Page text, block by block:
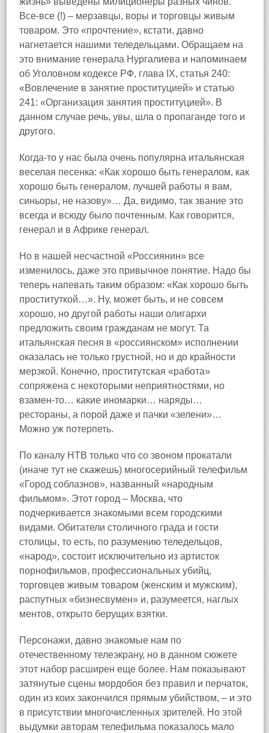
Все‑все (!) – мерзавцы, воры и торговцы живым
товаром. Это «прочтение», кстати, давно
нагнетается нашими теледельцами. Обращаем на
это внимание генерала Нургалиева и напоминаем
об Уголовном кодексе РФ, глава IX, статья 240:
«Вовлечение в занятие проституцией» и статью
241: «Организация занятия проституцией». В
данном случае речь, увы, шла о пропаганде того и
другого.
Когда‑то у нас была очень популярна итальянская
веселая песенка: «Как хорошо быть генералом, как
хорошо быть генералом, лучшей работы я вам,
синьоры, не назову»… Да, видимо, так звание это
всегда и всюду было почтенным. Как говорится,
генерал и в Африке генерал.
Но в нашей несчастной «Россиянин» все
изменилось, даже это привычное понятие. Надо бы
теперь напевать таким образом: «Как хорошо быть
проституткой…». Ну, может быть, и не совсем
хорошо, но другой работы наши олигархи
предложить своим гражданам не могут. Та
итальянская песня в «россиянском» исполнении
оказалась не только грустной, но и до крайности
мерзкой. Конечно, проститутская «работа»
сопряжена с некоторыми неприятностями, но
взамен‑то… какие иномарки… наряды…
рестораны, а порой даже и пачки «зелени»…
Можно уж потерпеть.
По каналу НТВ только что со звоном прокатали
(иначе тут не скажешь) многосерийный телефильм
«Город соблазнов», названный «народным
фильмом». Этот город – Москва, что
подчеркивается знакомыми всем городскими
видами. Обитатели столичного града и гости
столицы, то есть, по разумению теледельцов,
«народ», состоит исключительно из артисток
порнофильмов, профессиональных убийц,
торговцев живым товаром (женским и мужским),
распутных «бизнесвумен» и, разумеется, наглых
ментов, открыто берущих взятки.
Персонажи, давно знакомые нам по
отечественному телеэкрану, но в данном сюжете
этот набор расширен еще более. Нам показывают
затянутые сцены мордобоя без правил и перчаток,
один из коих закончился прямым убийством, – и это
в присутствии многочисленных зрителей. Но этой
выдумки авторам телефильма показалось мало